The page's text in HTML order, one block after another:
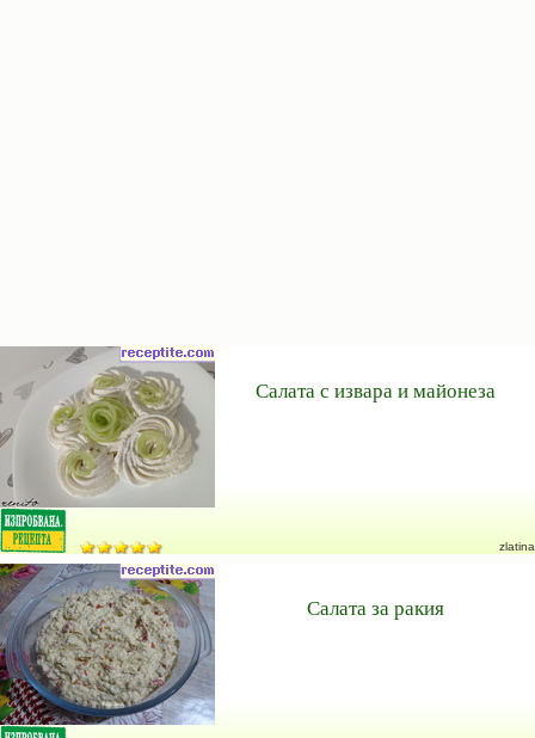
Салата с извара и майонеза
zlatina
Салата за ракия